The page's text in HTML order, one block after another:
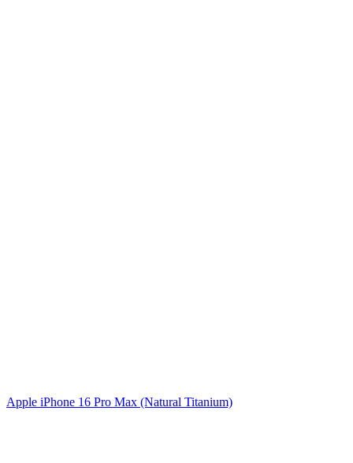
Apple iPhone 16 Pro Max (Natural Titanium)